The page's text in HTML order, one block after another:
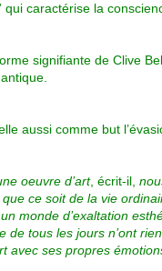
qui caractérise la
signifiante de Clive
aussi comme but
oeuvre d’art, écrit-il,
ce soit de la vie
monde d’exaltation
de tous les jours n’ont
avec ses propres